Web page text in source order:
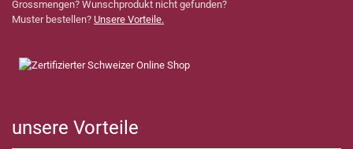
Grossmengen? Wunschprodukt nicht gefunden?
Muster bestellen? Unsere Vorteile.
unsere Vorteile